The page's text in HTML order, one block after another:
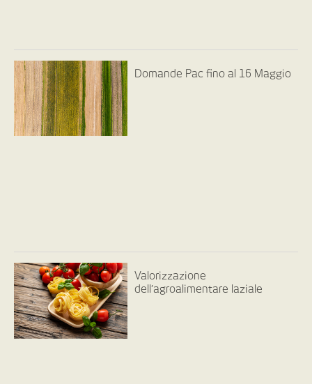
Domande Pac fino al 16 Maggio
Valorizzazione
dell’agroalimentare laziale